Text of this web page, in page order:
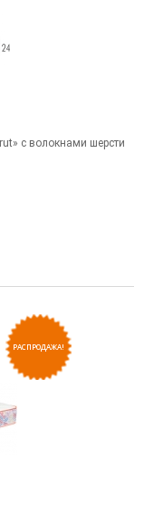
с волокнами шерсти
РАСПРОДАЖА!